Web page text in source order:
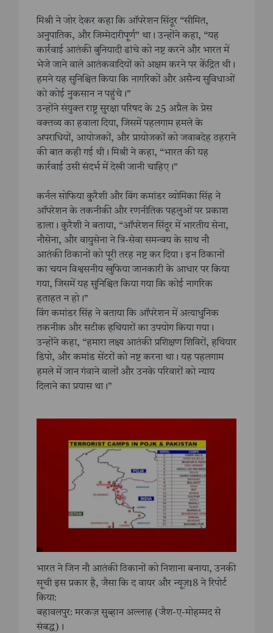
मिश्री ने जोर देकर कहा कि ऑपरेशन सिंदूर “सीमित,
अनुपातिक, और जिम्मेदारीपूर्ण” था। उन्होंने कहा, “यह
कार्रवाई आतंकी बुनियादी ढांचे को नष्ट करने और भारत में
भेजे जाने वाले आतंकवादियों को अक्षम करने पर केंद्रित थी।
हमने यह सुनिश्चित किया कि नागरिकों और असैन्य सुविधाओं
को कोई नुकसान न पहुंचे।”
उन्होंने संयुक्त राष्ट्र सुरक्षा परिषद के 25 अप्रैल के प्रेस
वक्तव्य का हवाला दिया, जिसमें पहलगाम हमले के
अपराधियों, आयोजकों, और प्रायोजकों को जवाबदेह ठहराने
की बात कही गई थी। मिश्री ने कहा, “भारत की यह
कार्रवाई उसी संदर्भ में देखी जानी चाहिए।”
कर्नल सोफिया कुरैशी और विंग कमांडर व्योमिका सिंह ने
ऑपरेशन के तकनीकी और रणनीतिक पहलुओं पर प्रकाश
डाला। कुरैशी ने बताया, “ऑपरेशन सिंदूर में भारतीय सेना,
नौसेना, और वायुसेना ने त्रि-सेवा समन्वय के साथ नौ
आतंकी ठिकानों को पूरी तरह नष्ट कर दिया। इन ठिकानों
का चयन विश्वसनीय खुफिया जानकारी के आधार पर किया
गया, जिसमें यह सुनिश्चित किया गया कि कोई नागरिक
हताहत न हो।”
विंग कमांडर सिंह ने बताया कि ऑपरेशन में अत्याधुनिक
तकनीक और सटीक हथियारों का उपयोग किया गया।
उन्होंने कहा, “हमारा लक्ष्य आतंकी प्रशिक्षण शिविरों, हथियार
डिपो, और कमांड सेंटरों को नष्ट करना था। यह पहलगाम
हमले में जान गंवाने वालों और उनके परिवारों को न्याय
दिलाने का प्रयास था।”
भारत ने जिन नौ आतंकी ठिकानों को निशाना बनाया, उनकी
सूची इस प्रकार है, जैसा कि द वायर और न्यूज़18 ने रिपोर्ट
किया:
बहावलपुर: मरकज़ सुब्हान अल्लाह (जैश-ए-मोहम्मद से
संबद्ध)।